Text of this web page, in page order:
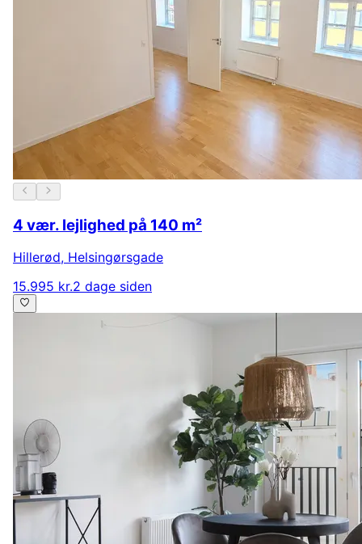
4 vær. lejlighed på 140 m²
Hillerød, Helsingørsgade
15.995 kr.2 dage siden